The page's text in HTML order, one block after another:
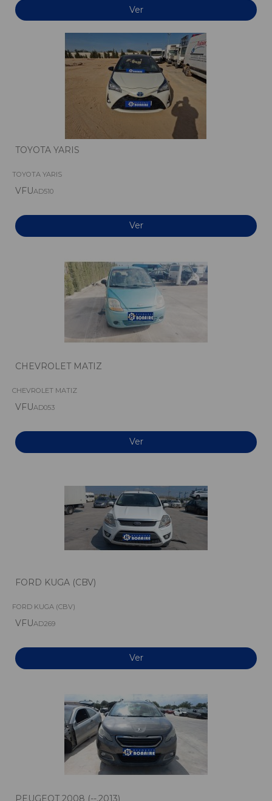
Ver
TOYOTA YARIS
TOYOTA YARIS
VFUAD510
Ver
CHEVROLET MATIZ
CHEVROLET MATIZ
VFUAD053
Ver
FORD KUGA (CBV)
FORD KUGA (CBV)
VFUAD269
Ver
PEUGEOT 2008 (--.2013)